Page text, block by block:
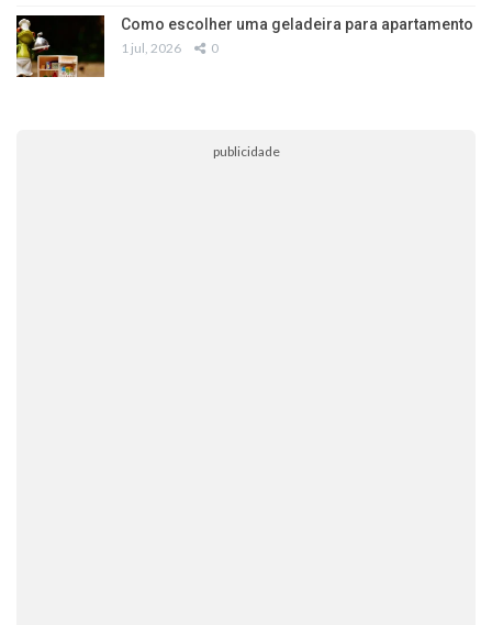
Como escolher uma geladeira para apartamento
1 jul, 2026 0
publicidade